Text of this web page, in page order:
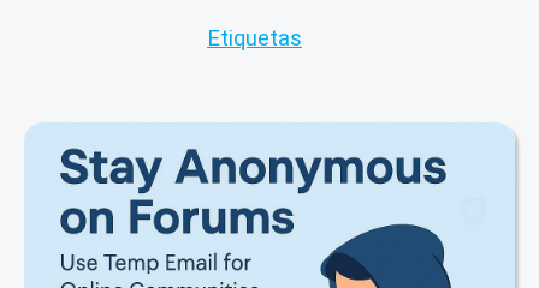
Etiquetas